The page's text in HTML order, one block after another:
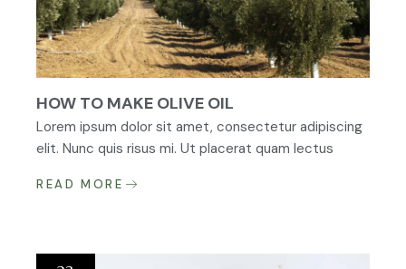
HOW TO MAKE OLIVE OIL
Lorem ipsum dolor sit amet, consectetur adipiscing
elit. Nunc quis risus mi. Ut placerat quam lectus
READ MORE